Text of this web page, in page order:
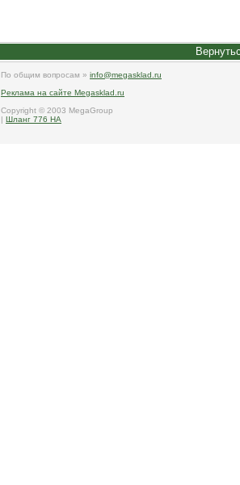
По общим вопросам » info@megasklad.ru
Реклама на сайте Megasklad.ru
Copyright © 2003 MegaGroup
| Шланг 776 HA